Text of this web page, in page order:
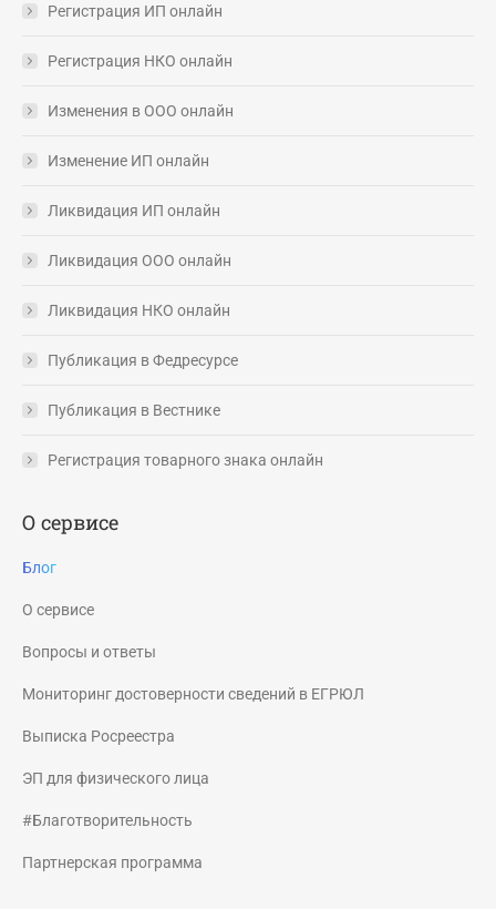
Регистрация ИП онлайн
Регистрация НКО онлайн
Изменения в ООО онлайн
Изменение ИП онлайн
Ликвидация ИП онлайн
Ликвидация ООО онлайн
Ликвидация НКО онлайн
Публикация в Федресурсе
Публикация в Вестнике
Регистрация товарного знака онлайн
О сервисе
Блог
О сервисе
Вопросы и ответы
Мониторинг достоверности сведений в ЕГРЮЛ
Выписка Росреестра
ЭП для физического лица
#Благотворительность
Партнерская программа